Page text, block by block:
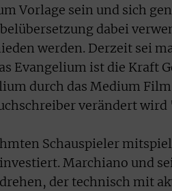
Vorlage sein und sich
dabei
werden. Derzeit sei
Evangelium ist die Kraft
durch das Medium
verändert wird
Schauspieler
Marchiano und
der technisch mit